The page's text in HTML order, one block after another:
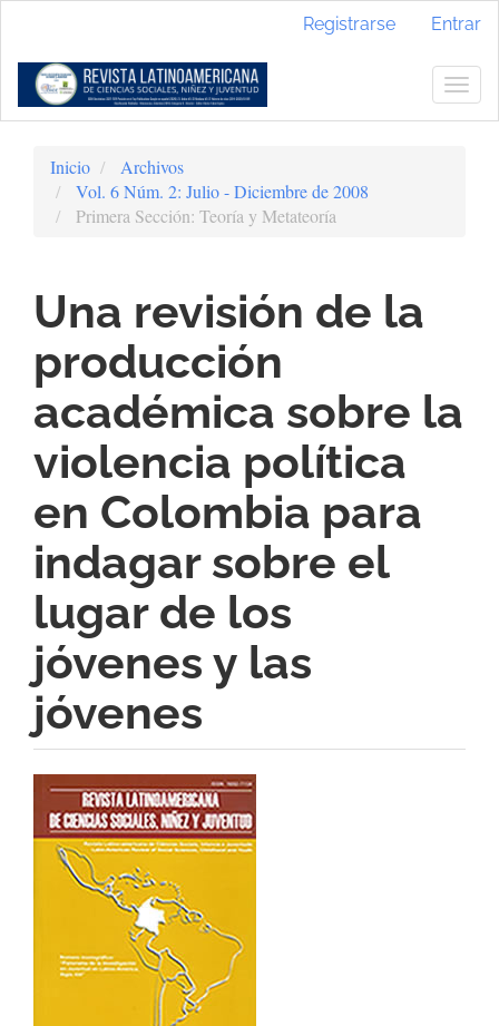
Contenido
principal
Barra
Registrarse Entrar
Inicio
Archivos
Vol. 6 Núm. 2: Julio - Diciembre de 2008
Primera Sección: Teoría y Metateoría
Una revisión de la
producción
académica sobre la
violencia política
en Colombia para
indagar sobre el
lugar de los
jóvenes y las
jóvenes
Barra
lateral
del
artículo